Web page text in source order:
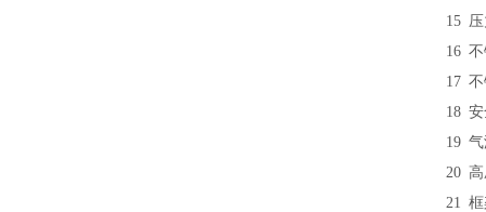
15
16 不
17 不
18
19 气
20
21 框